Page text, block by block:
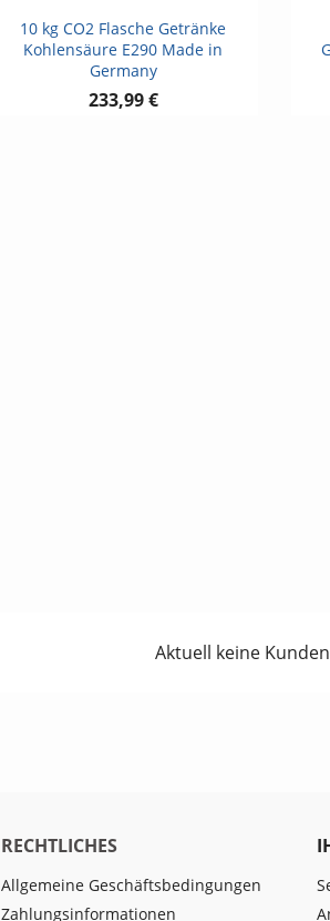
 Vorschau
10 kg CO2 Flasche Getränke
Kohlensäure E290 Made in
Germany
233,99 €
Aktuell keine
RECHTLICHES
Allgemeine Geschäftsbedingungen
Zahlungsinformationen